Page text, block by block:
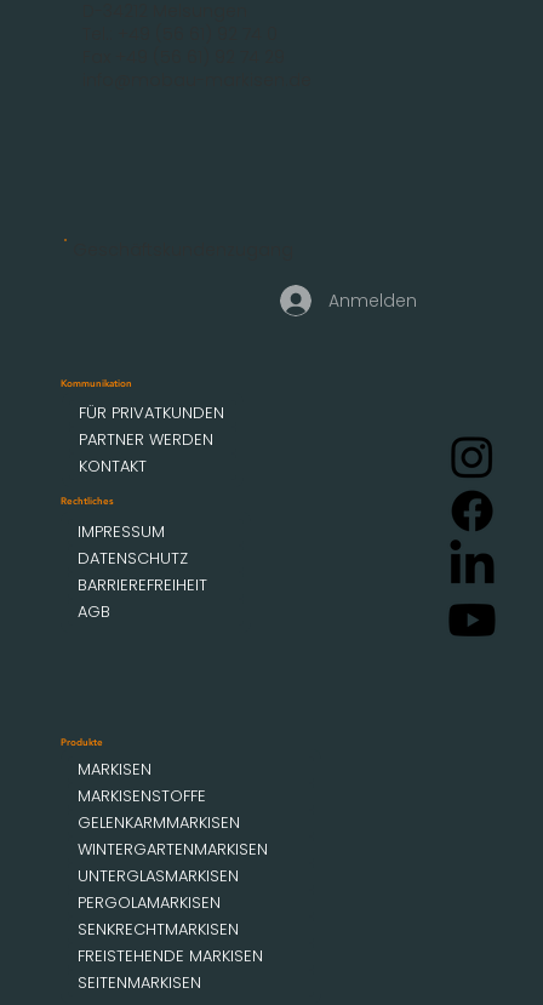
Produkte
MARKISEN
MARKISENSTOFFE
GELENKARMMARKISEN
WINTERGARTENMARKISEN
UNTERGLASMARKISEN
PERGOLAMARKISEN
SENKRECHTMARKISEN
FREISTEHENDE MARKISEN
SEITENMARKISEN
Kommunikation
FÜR PRIVATKUNDEN
PARTNER WERDEN
KONTAKT
Rechtliches
IMPRESSUM
DATENSCHUTZ
BARRIEREFREIHEIT
AGB
Anmelden